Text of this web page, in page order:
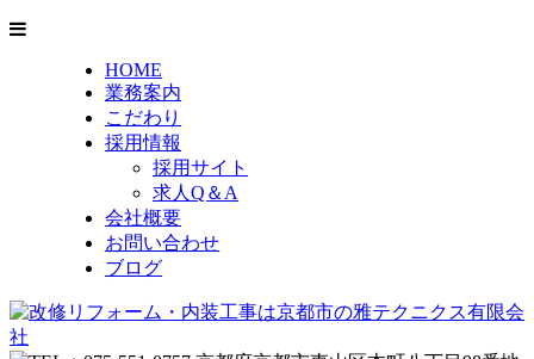
HOME
業務案内
こだわり
採用情報
採用サイト
求人Q＆A
会社概要
お問い合わせ
ブログ